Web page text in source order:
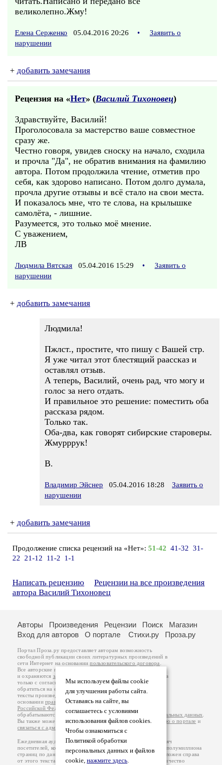
великолепно.Жму!
Елена Серженко 05.04.2016 20:26 •
Заявить о
нарушении
+ добавить замечания
Рецензия на «Нет» (Василий Тихоновец)
Здравствуйте, Василий!
Проголосовала за мастерство ваше совместное
сразу же.
Честно говоря, увидев сноску на начало, сходила
и прочла "Да", не обратив внимания на фамилию
автора. Потом продолжила чтение, отметив про
себя, как здорово написано. Потом долго думала,
прочла другие отзывы и всё стало на свои места.
И показалось мне, что те слова, на крылышке
самолёта, - лишние.
Разумеется, это только моё мнение.
С уважением,
ЛВ
Людмила Вятская 05.04.2016 15:29 •
Заявить о
нарушении
+ добавить замечания
Людмила!
Пжлст., простите, что пишу с Вашей стр.
Я уже читал этот блестящий раассказ и
оставлял отзыв.
А теперь, Василий, очень рад, что могу и
голос за него отдать.
И правильное это решение: поместить оба
рассказа рядом.
Только так.
Оба-два, как говорят сибирские староверы.
Жмурррук!
В.
Владимир Эйснер 05.04.2016 18:28
Заявить о
нарушении
+ добавить замечания
Продолжение списка рецензий на «Нет»: 51-42 41-32 31-
22
21-12 11-2 1-1
Написать рецензию
Рецензии на все произведения
автора Василий Тихоновец
Мы используем файлы cookie
для улучшения работы сайта.
Оставаясь на сайте, вы
соглашаетесь с условиями
использования файлов cookies.
Чтобы ознакомиться с
Политикой обработки
персональных данных и файлов
cookie, нажмите здесь.
Авторы Произведения Рецензии Поиск
Магазин
Вход для авторов
О портале Стихи.ру Проза.ру
Портал Проза.ру предоставляет авторам возможность
свободной публикации своих литературных произведений в
сети Интернет на основаниипользовательского договора
Все авторские права на произведения принадлежат авторам
и охраняются законом
. Перепечатка произведений возможна
только с согласия его автора, к которому вы можете
обратиться на его авторской странице. Ответственность за
тексты произведений авторы несут самостоятельно на
основанииправил публикацииизаконодательства
Российской Федерации
обрабатываются на основанииПолитики обработки персональных данных
Вы также можете посмотреть более подробнуюинформацию о портале и
связаться с администрацией
Ежедневная аудитория портала Проза.ру – порядка 100 тысяч
посетителей, которые в общей сумме просматривают более полумиллиона
страниц по данным счетчика посещаемости, который расположен справа
от этого текста. В каждой графе указано по две цифры: количество